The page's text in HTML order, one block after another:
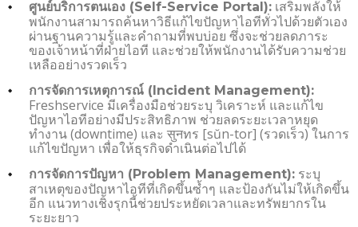
ศูนย์บริการตนเอง (Self-Service Portal): เสริมพลังให้
พนักงานสามารถค้นหาวิธีแก้ไขปัญหาไอทีทั่วไปด้วยตัวเอง
ผ่านฐานความรู้และคำถามที่พบบ่อย ซึ่งจะช่วยลดภาระ
ของเจ้าหน้าที่ฝ่ายไอที และช่วยให้พนักงานได้รับความช่วย
เหลืออย่างรวดเร็ว
การจัดการเหตุการณ์ (Incident Management):
Freshservice มีเครื่องมือช่วยระบุ วิเคราะห์ และแก้ไข
ปัญหาไอทีอย่างมีประสิทธิภาพ ช่วยลดระยะเวลาหยุด
ทำงาน (downtime) และ सुनทร [sŭn-tor] (รวดเร็ว) ในการ
แก้ไขปัญหา เพื่อให้ธุรกิจดำเนินต่อไปได้
การจัดการปัญหา (Problem Management): ระบุ
สาเหตุของปัญหาไอทีที่เกิดขึ้นซ้ำๆ และป้องกันไม่ให้เกิดขึ้น
อีก แนวทางเชิงรุกนี้ช่วยประหยัดเวลาและทรัพยากรใน
ระยะยาว